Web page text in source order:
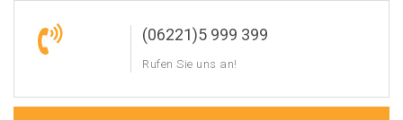
(06221)5 999 399
Rufen Sie uns an!